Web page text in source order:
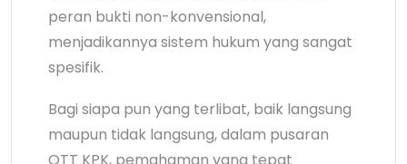
peran bukti non-konvensional,
menjadikannya sistem hukum yang sangat
spesifik.
Bagi siapa pun yang terlibat, baik langsung
maupun tidak langsung, dalam pusaran
OTT KPK, pemahaman yang tepat